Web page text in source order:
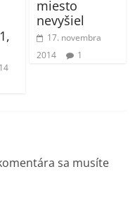
miesto
nevyšiel
17. novembra
2014
1
sa musíte